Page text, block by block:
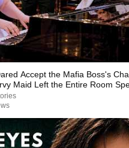
Accept the Mafia Boss's
Maid Left the Entire Room